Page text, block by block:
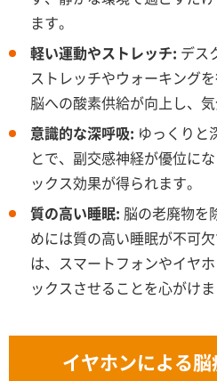
ます。
軽い運動やストレッチ: デス
ストレッチやウォーキング
脳への酸素供給が向上し、
意識的な深呼吸: ゆっくりと
とで、副交感神経が優位に
ックス効果が得られます。
質の高い睡眠: 脳の老廃物を
めには質の高い睡眠が不可
は、スマートフォンやイヤ
ックスさせることを心がけま
イヤホンによる